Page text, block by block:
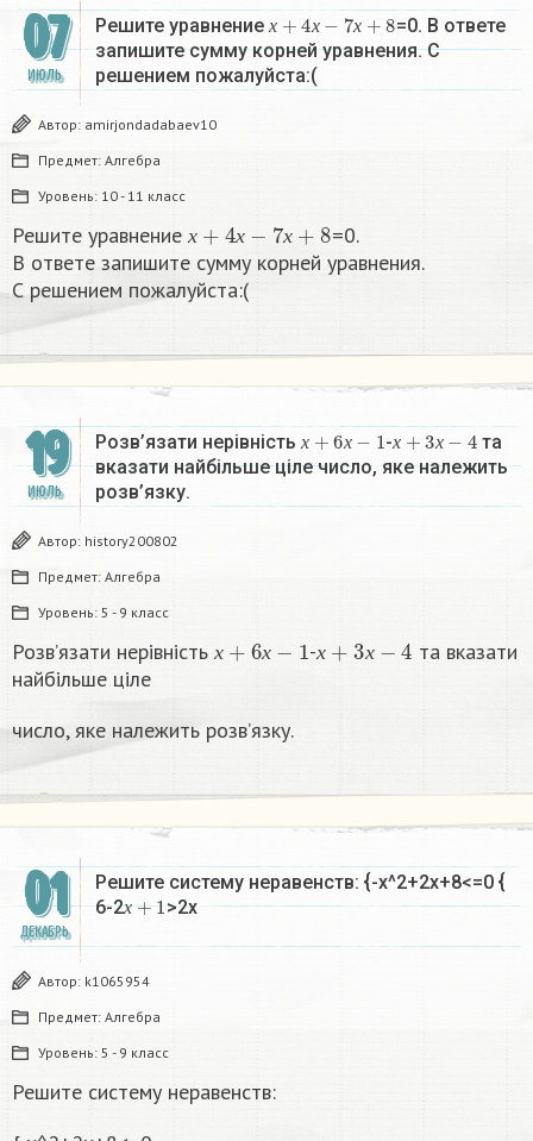
07
ИЮЛЬ
Решите уравнение х
х+4
х
х− 7
х
х+8 =0. В ответе
запишите сумму корней уравнения. С
решением пожалуйста:(​
Автор: amirjondadabaev10
Предмет: Алгебра
Уровень: 10 - 11 класс
Решите уравнениех х х
=0.
В ответе запишите сумму корней уравнения.
С решением пожалуйста:(​
19
ИЮЛЬ
Розв’язати нерівність х
х+6
х
х−1 -х
х +3
х
х−4
та
вказати найбільше ціле число, яке належить
розв’язку.
Автор: history200802
Предмет: Алгебра
Уровень: 5 - 9 класс
Розв’язати нерівністьх х -х х
та вказати
найбільше ціле
число, яке належить розв’язку.
01
ДЕКАБРЬ
Решите систему неравенств: {-х^2+2х+8<=0 {
6-2х
+ >2х
Автор: k1065954
Предмет: Алгебра
Уровень: 5 - 9 класс
Решите систему неравенств: